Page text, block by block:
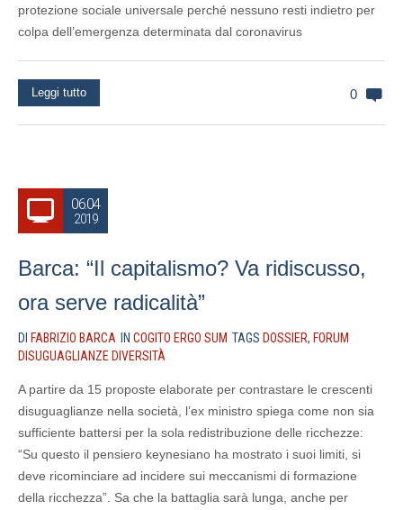
protezione sociale universale perché nessuno resti indietro per
colpa dell’emergenza determinata dal coronavirus
0
Leggi tutto
06.04
2019
Barca: “Il capitalismo? Va ridiscusso,
ora serve radicalità”
DI FABRIZIO BARCA IN COGITO ERGO SUM TAGS DOSSIER, FORUM
DISUGUAGLIANZE DIVERSITÀ
A partire da 15 proposte elaborate per contrastare le crescenti
disuguaglianze nella società, l’ex ministro spiega come non sia
sufficiente battersi per la sola redistribuzione delle ricchezze:
“Su questo il pensiero keynesiano ha mostrato i suoi limiti, si
deve ricominciare ad incidere sui meccanismi di formazione
della ricchezza”. Sa che la battaglia sarà lunga, anche per